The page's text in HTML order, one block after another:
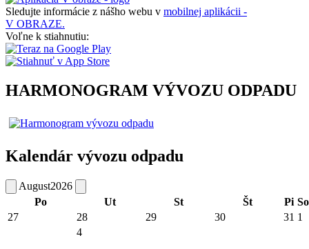
Sledujte informácie z nášho webu v mobilnej aplikácii -
V OBRAZE.
Voľne k stiahnutiu:
HARMONOGRAM VÝVOZU ODPADU
Kalendár vývozu odpadu
August2026
Po
Ut St Št Pi So
27
28 29 30 31 1
4